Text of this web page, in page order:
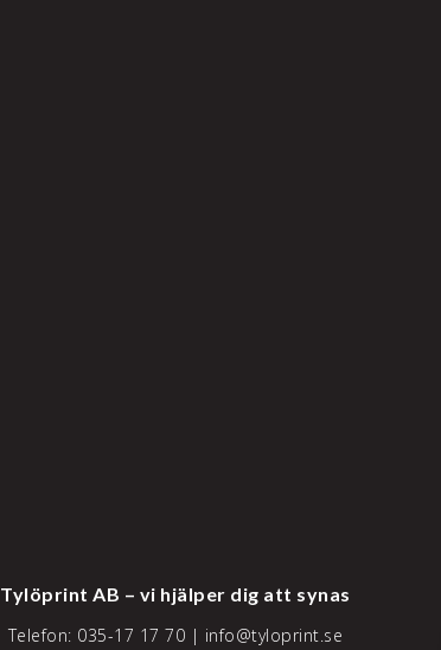
Tylöprint AB – vi hjälper dig att synas
Telefon: 035-17 17 70 | info@tyloprint.se